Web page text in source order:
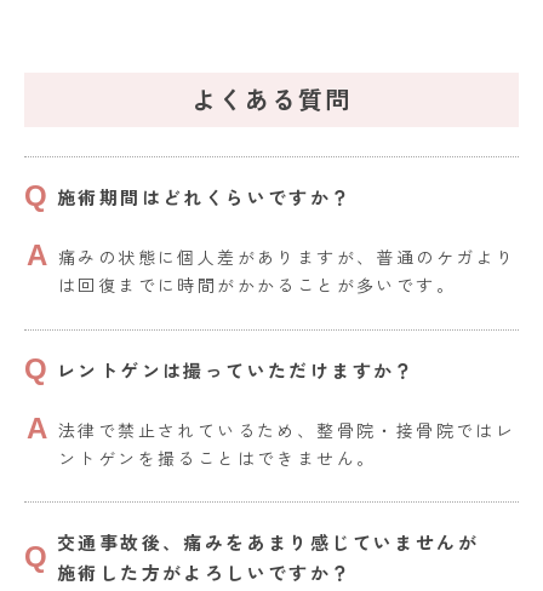
よくある質問
施術期間はどれくらいですか？
痛みの状態に個人差がありますが、普通のケガより
は回復までに時間がかかることが多いです。
レントゲンは撮っていただけますか？
法律で禁止されているため、整骨院・接骨院ではレ
ントゲンを撮ることはできません。
交通事故後、痛みをあまり感じていませんが
施術した方がよろしいですか？